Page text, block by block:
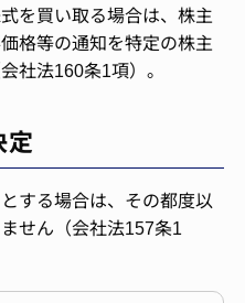
を買い取る場合は、株主
格等の通知を特定の株主
社法160条1項）。
する場合は、その都度以
せん（会社法157条1